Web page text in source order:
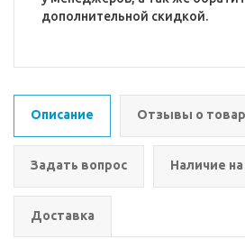
дополнительной скидкой.
Описание Отзывы о
Задать вопрос Наличие
Доставка